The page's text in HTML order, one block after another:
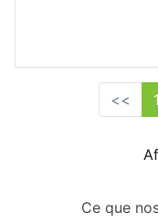
<< 1
Ce que